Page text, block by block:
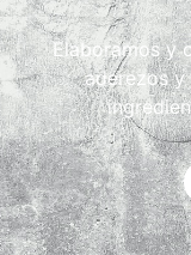
Elaboramos y
aderezos